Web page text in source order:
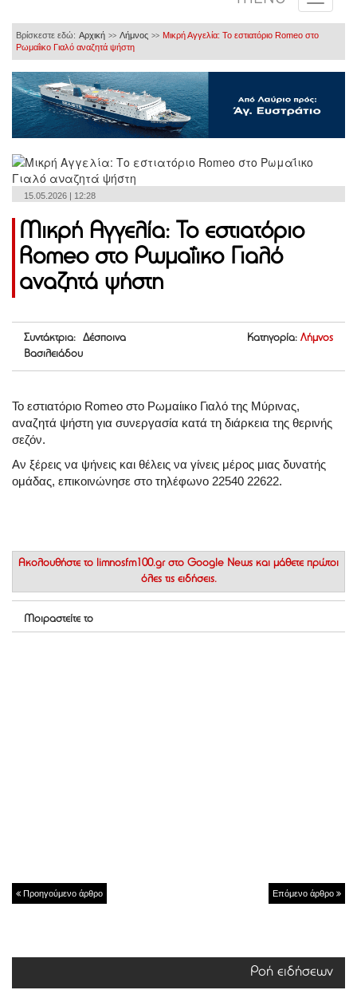
Βρίσκεστε εδώ: Αρχική >> Λήμνος >> Μικρή Αγγελία: Το εστιατόριο Romeo στο
Ρωμαΐικο Γιαλό αναζητά ψήστη
15.05.2026 | 12:28
Μικρή Αγγελία: Το εστιατόριο
Romeo στο Ρωμαΐικο Γιαλό
αναζητά ψήστη
Συντάκτρια: Δέσποινα
Βασιλειάδου
Κατηγορία: Λήμνος
Το εστιατόριο Romeo στο Ρωμαίικο Γιαλό της Μύρινας,
αναζητά ψήστη για συνεργασία κατά τη διάρκεια της θερινής
σεζόν.
Αν ξέρεις να ψήνεις και θέλεις να γίνεις μέρος μιας δυνατής
ομάδας, επικοινώνησε στο τηλέφωνο 22540 22622.
Ακολουθήστε το limnosfm100.gr στο Google News και μάθετε πρώτοι
όλες τις ειδήσεις.
Μοιραστείτε το
Προηγούμενο άρθρο Επόμενο άρθρο
Ροή ειδήσεων